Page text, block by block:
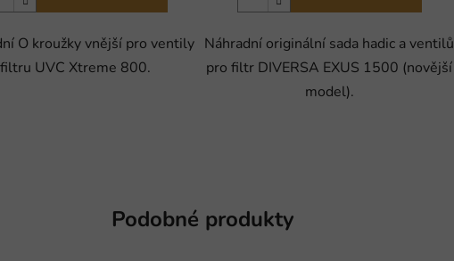
O kroužky vnější pro ventily
filtru UVC Xtreme 800.
Náhradní originální sada hadic a ventilů
pro filtr DIVERSA EXUS 1500 (novější
model).
Podobné produkty